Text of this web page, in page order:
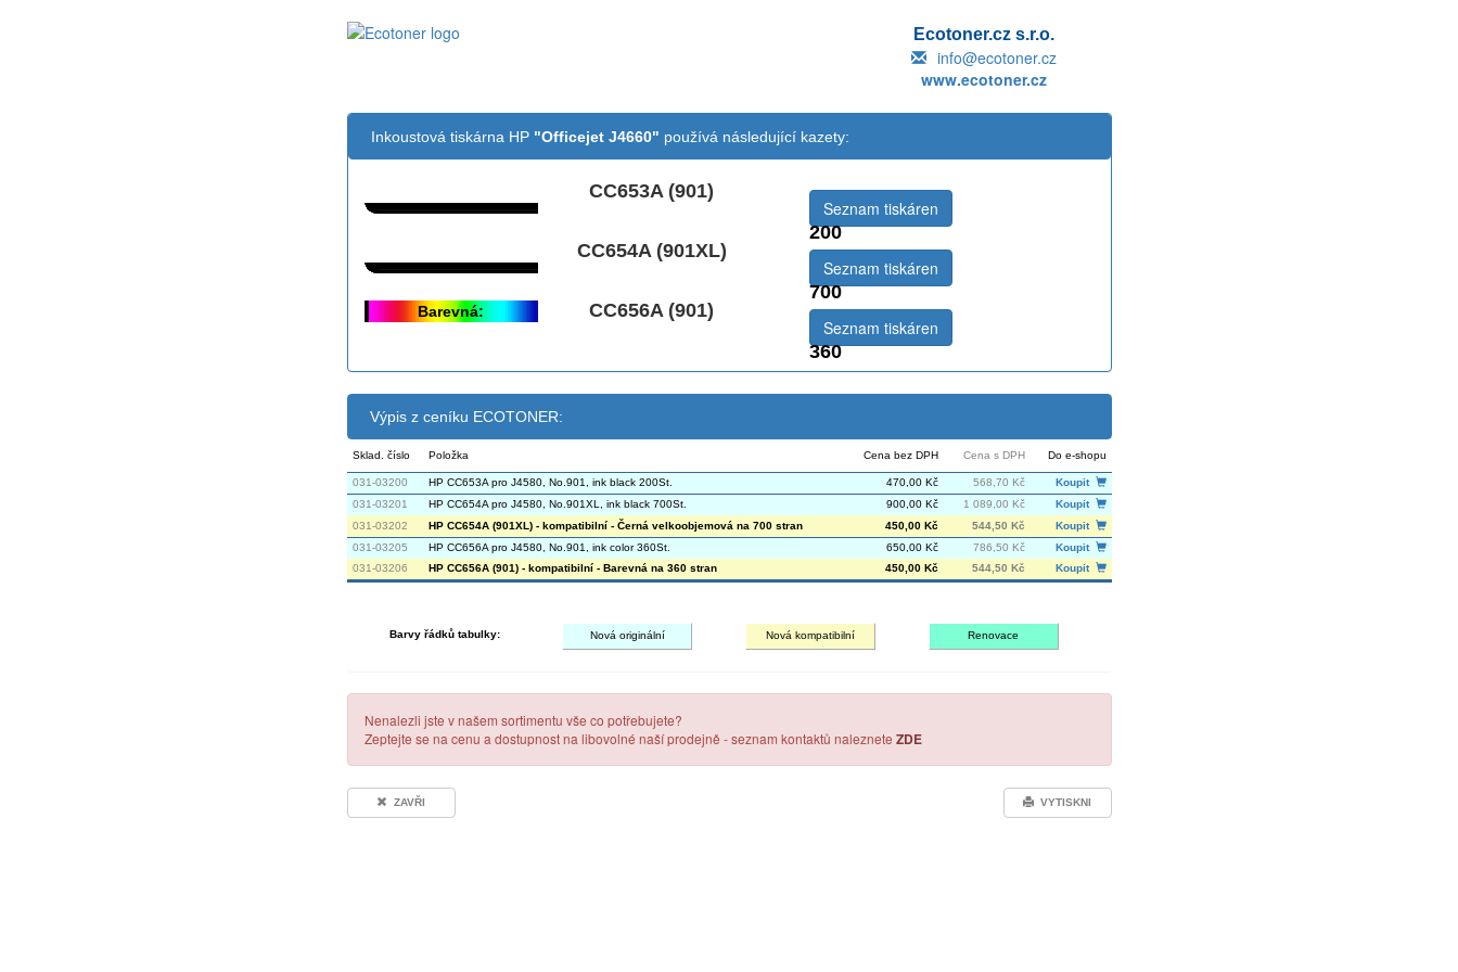
Ecotoner.cz s.r.o.
info@ecotoner.cz
www.ecotoner.cz
Inkoustová tiskárna HP "Officejet J4660" používá následující kazety:
CC653A (901)
200
Seznam tiskáren
CC654A (901XL)
700
Seznam tiskáren
Barevná:
CC656A (901)
360
Seznam tiskáren
Výpis z ceníku ECOTONER:
Sklad. číslo Položka Cena bez DPH Cena s DPH Do e-shopu
031-03200 HP CC653A pro J4580, No.901, ink black 200St. 470,00 Kč 568,70 Kč
Koupit
031-03201
HP CC654A pro J4580, No.901XL, ink black 700St. 900,00 Kč 1 089,00 Kč
Koupit
031-03202
HP CC654A (901XL) - kompatibilní - Černá velkoobjemová na 700 stran 450,00 Kč 544,50 Kč
Koupit
031-03205
HP CC656A pro J4580, No.901, ink color 360St. 650,00 Kč 786,50 Kč
Koupit
031-03206
HP CC656A (901) - kompatibilní - Barevná na 360 stran 450,00 Kč 544,50 Kč Koupit
Barvy řádků tabulky: Nová originální Nová kompatibilní Renovace
Nenalezli jste v našem sortimentu vše co potřebujete?
Zeptejte se na cenu a dostupnost na libovolné naší prodejně - seznam kontaktů naleznete ZDE
ZAVŘI VYTISKNI